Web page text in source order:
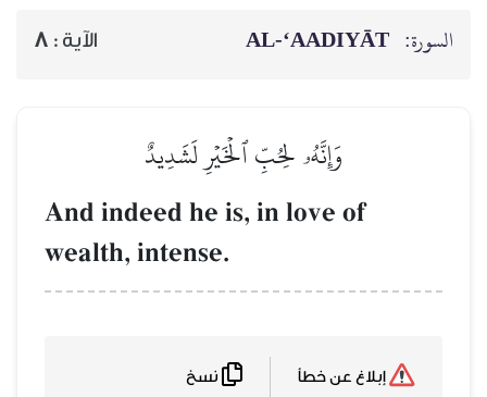
السورة: AL‑‘AADIYĀT الآية : 8
وَإِنَّهُۥ لِحُبِّ ٱلۡخَيۡرِ لَشَدِيدٌ
And indeed he is, in love of
wealth, intense.